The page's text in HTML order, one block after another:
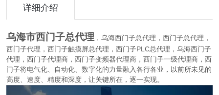
详细介绍
乌海市西门子总代理 ，乌海西门子总代理，西门子总代理，
西门子代理，西门子触摸屏总代理，西门子PLC总代理，乌海西门子
代理，西门子代理商，西门子变频器代理商，西门子一级代理商，西
门子将电气化、自动化、数字化的力量融入各行各业，以前所未见的
高度、速度、精度和深度，让关键所在，逐一实现。